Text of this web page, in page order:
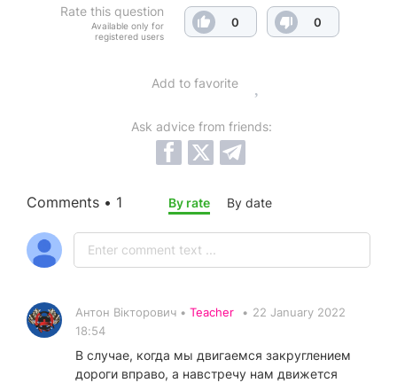
Rate this question
Available only for
registered users
0 0
Add to favorite
Ask advice from friends:
Comments • 1 By rate By date
Антон Вікторович • Teacher • 22 January 2022
18:54
В случае, когда мы двигаемся закруглением
дороги вправо, а навстречу нам движется